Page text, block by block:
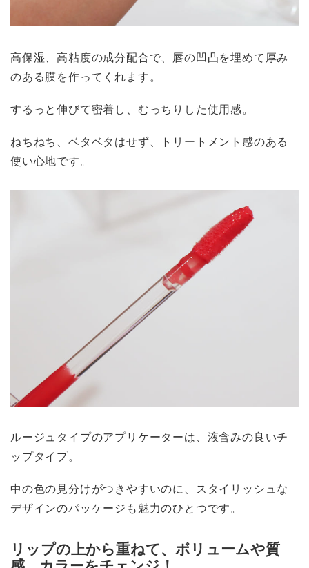
高保湿、高粘度の成分配合で、唇の凹凸を埋めて厚み
のある膜を作ってくれます。
するっと伸びて密着し、むっちりした使用感。
ねちねち、ベタベタはせず、トリートメント感のある
使い心地です。
ルージュタイプのアプリケーターは、液含みの良いチ
ップタイプ。
中の色の見分けがつきやすいのに、スタイリッシュな
デザインのパッケージも魅力のひとつです。
リップの上から重ねて、ボリュームや質